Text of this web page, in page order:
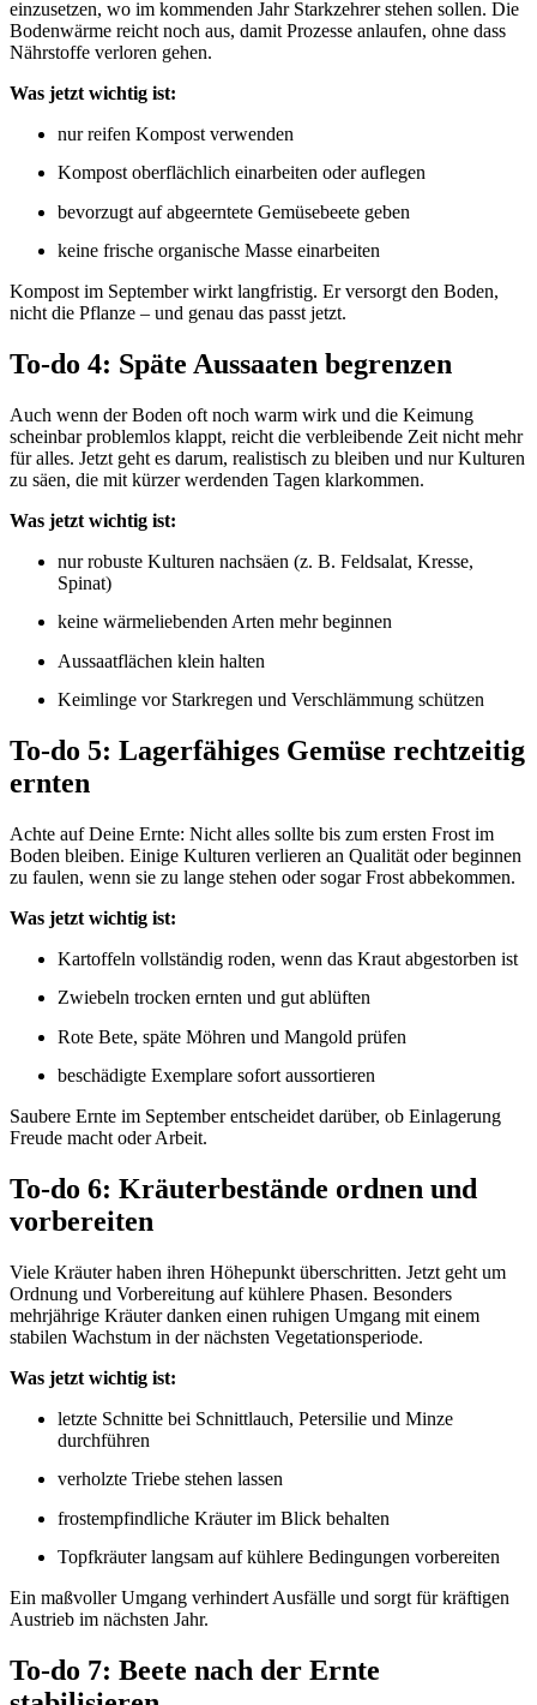
einzusetzen, wo im kommenden Jahr Starkzehrer stehen sollen. Die
Bodenwärme reicht noch aus, damit Prozesse anlaufen, ohne dass
Nährstoffe verloren gehen.
Was jetzt wichtig ist:
nur reifen Kompost verwenden
Kompost oberflächlich einarbeiten oder auflegen
bevorzugt auf abgeerntete Gemüsebeete geben
keine frische organische Masse einarbeiten
Kompost im September wirkt langfristig. Er versorgt den Boden,
nicht die Pflanze – und genau das passt jetzt.
To-do 4: Späte Aussaaten begrenzen
Auch wenn der Boden oft noch warm wirk und die Keimung
scheinbar problemlos klappt, reicht die verbleibende Zeit nicht mehr
für alles. Jetzt geht es darum, realistisch zu bleiben und nur Kulturen
zu säen, die mit kürzer werdenden Tagen klarkommen.
Was jetzt wichtig ist:
nur robuste Kulturen nachsäen (z. B. Feldsalat, Kresse,
Spinat)
keine wärmeliebenden Arten mehr beginnen
Aussaatflächen klein halten
Keimlinge vor Starkregen und Verschlämmung schützen
To-do 5: Lagerfähiges Gemüse rechtzeitig
ernten
Achte auf Deine Ernte: Nicht alles sollte bis zum ersten Frost im
Boden bleiben. Einige Kulturen verlieren an Qualität oder beginnen
zu faulen, wenn sie zu lange stehen oder sogar Frost abbekommen.
Was jetzt wichtig ist:
Kartoffeln vollständig roden, wenn das Kraut abgestorben ist
Zwiebeln trocken ernten und gut ablüften
Rote Bete, späte Möhren und Mangold prüfen
beschädigte Exemplare sofort aussortieren
Saubere Ernte im September entscheidet darüber, ob Einlagerung
Freude macht oder Arbeit.
To-do 6: Kräuterbestände ordnen und
vorbereiten
Viele Kräuter haben ihren Höhepunkt überschritten. Jetzt geht um
Ordnung und Vorbereitung auf kühlere Phasen. Besonders
mehrjährige Kräuter danken einen ruhigen Umgang mit einem
stabilen Wachstum in der nächsten Vegetationsperiode.
Was jetzt wichtig ist:
letzte Schnitte bei Schnittlauch, Petersilie und Minze
durchführen
verholzte Triebe stehen lassen
frostempfindliche Kräuter im Blick behalten
Topfkräuter langsam auf kühlere Bedingungen vorbereiten
Ein maßvoller Umgang verhindert Ausfälle und sorgt für kräftigen
Austrieb im nächsten Jahr.
To-do 7: Beete nach der Ernte